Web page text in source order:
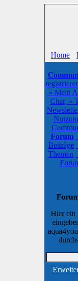
Home
» Mein
Chat »
Forum
Beiträge
Themen
Hier ein